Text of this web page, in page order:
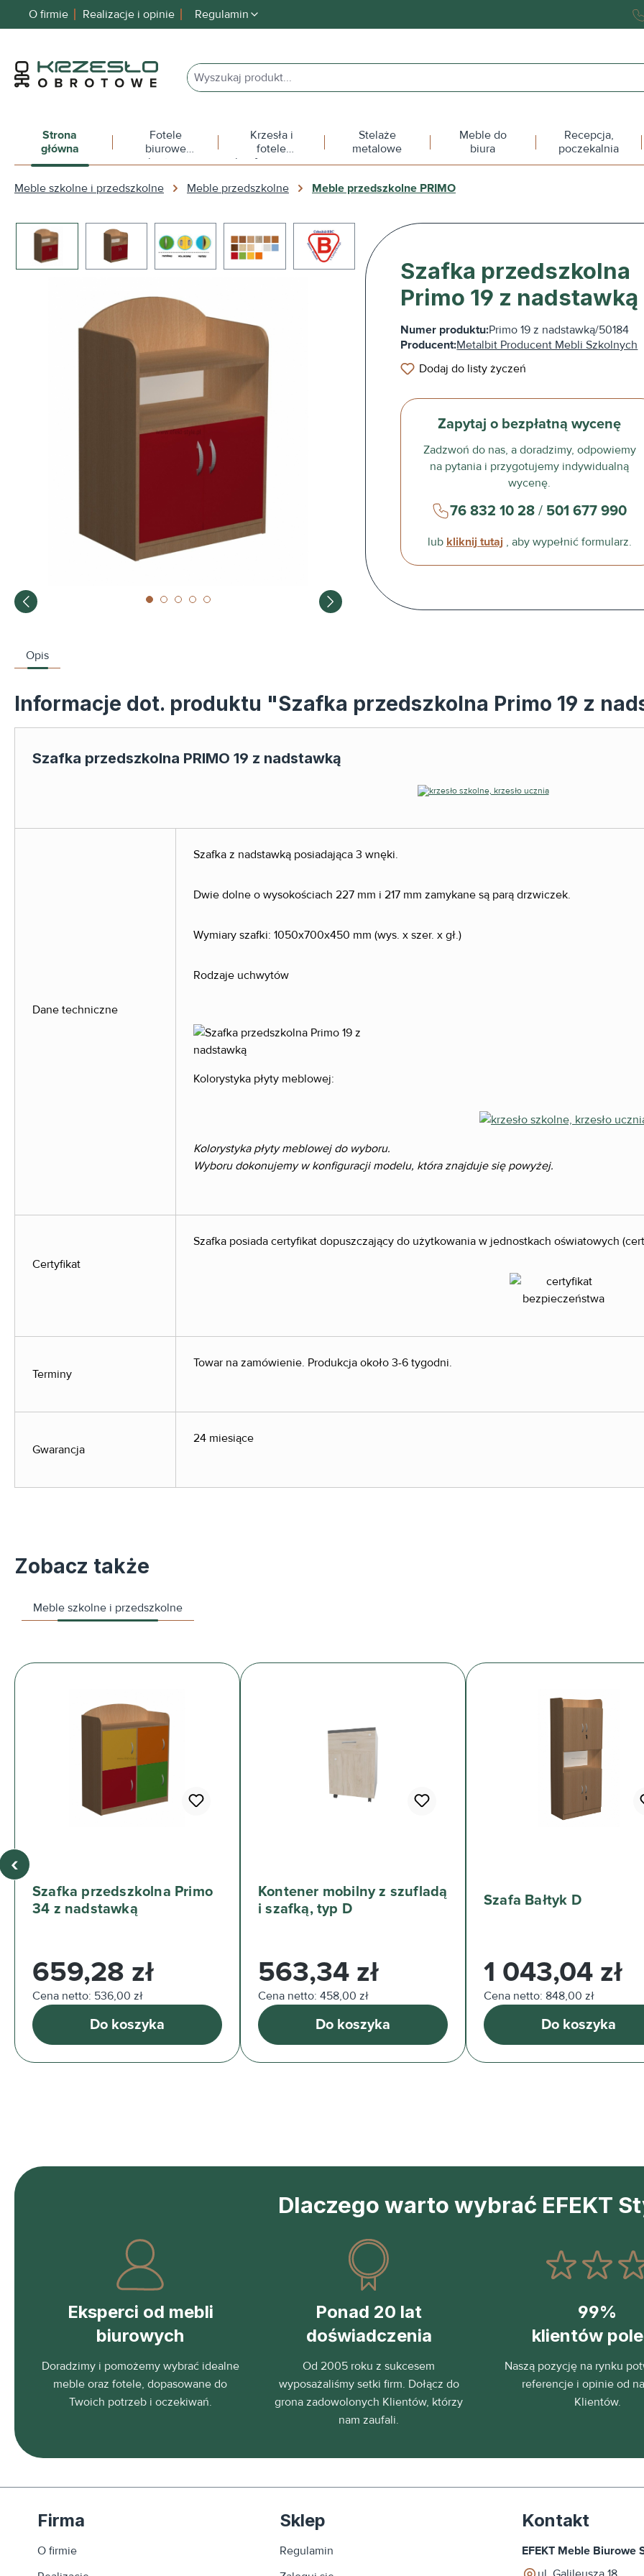
Przejdź do głównej nawigacji
O firmie Realizacje i opinie Regulamin
Strona
główna
Fotele
biurowe
obrotowe
Krzesła i
fotele
konferencyjne
Stelaże
metalowe
Meble do
biura
Recepcja,
poczekalnia
Meble szkolne i przedszkolne Meble przedszkolne Meble przedszkolne PRIMO
Pomiń galerię zdjęć
Szafka przedszkolna
Primo 19 z nadstawką
Numer produktu:Primo 19 z nadstawką/50184
Producent:Metalbit Producent Mebli Szkolnych
Dodaj do listy życzeń
Zapytaj o bezpłatną wycenę
Zadzwoń do nas, a doradzimy, odpowiemy
na pytania i przygotujemy indywidualną
wycenę.
76 832 10 28 / 501 677 990
lub kliknij tutaj , aby wypełnić formularz.
Opis
Informacje dot. produktu "Szafka przedszkolna Primo 19 z
Szafka przedszkolna PRIMO 19 z nadstawką
Dane techniczne
Szafka z nadstawką posiadająca 3 wnęki.
Dwie dolne o wysokościach 227 mm i 217 mm zamykane są parą drzwiczek.
Wymiary szafki: 1050x700x450 mm (wys. x szer. x gł.)
Rodzaje uchwytów
Kolorystyka płyty meblowej:
Kolorystyka płyty meblowej do wyboru.
Wyboru dokonujemy w konfiguracji modelu, która znajduje się powyżej.
Certyfikat
Szafka posiada certyfikat dopuszczający do użytkowania w jednostkach oświatowych
Terminy
Towar na zamówienie. Produkcja około 3-6 tygodni.
Gwarancja
24 miesiące
Zobacz także
Meble szkolne i przedszkolne
Szafka przedszkolna Primo
34 z nadstawką
Cena regularna:
659,28 zł
Cena netto: 536,00 zł
Do koszyka
Kontener mobilny z szufladą
i szafką, typ D
Cena regularna:
563,34 zł
Cena netto: 458,00 zł
Do koszyka
Szafa Bałtyk D
Cena regularna:
1 043,04 zł
Cena netto: 848,00 zł
Do koszyka
‹
Dlaczego warto wybrać EFEKT
Eksperci od mebli
biurowych
Doradzimy i pomożemy wybrać idealne
meble oraz fotele, dopasowane do
Twoich potrzeb i oczekiwań.
Ponad 20 lat
doświadczenia
Od 2005 roku z sukcesem
wyposażaliśmy setki firm. Dołącz do
grona zadowolonych Klientów, którzy
nam zaufali.
99%
klientów
Naszą pozycję na rynku
referencje i opinie od
Klientów.
Firma
O firmie
Sklep
Regulamin
Kontakt
EFEKT Meble Biurowe